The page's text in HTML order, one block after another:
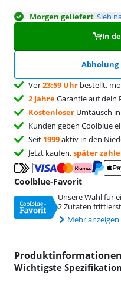
Morgen geliefert Sieh
In
Abholung
Vor23:59 Uhr bestellt,
2 JahreGarantie auf dein
Kostenloser Umtausch
Kunden geben Coolblue
Seit 1999aktiv in den
Jetzt kaufen,später
Coolblue-Favorit
Unsere Wahl für
2 Zutaten frittierst
Mehr anzeigen
Produktinformationen
Wichtigste